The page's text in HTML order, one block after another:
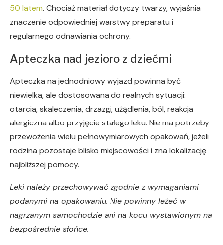
50 latem. Chociaż materiał dotyczy twarzy, wyjaśnia
znaczenie odpowiedniej warstwy preparatu i
regularnego odnawiania ochrony.
Apteczka nad jezioro z dziećmi
Apteczka na jednodniowy wyjazd powinna być
niewielka, ale dostosowana do realnych sytuacji:
otarcia, skaleczenia, drzazgi, użądlenia, ból, reakcja
alergiczna albo przyjęcie stałego leku. Nie ma potrzeby
przewożenia wielu pełnowymiarowych opakowań, jeżeli
rodzina pozostaje blisko miejscowości i zna lokalizację
najbliższej pomocy.
Leki należy przechowywać zgodnie z wymaganiami
podanymi na opakowaniu. Nie powinny leżeć w
nagrzanym samochodzie ani na kocu wystawionym na
bezpośrednie słońce.